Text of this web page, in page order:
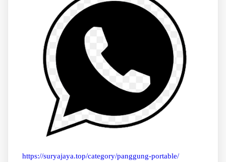
https://suryajaya.top/category/panggung-portable/